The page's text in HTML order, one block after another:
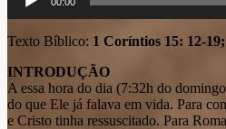
áudio
Texto Bíblico: 1 Coríntios 15: 12-
INTRODUÇÃO
A essa hora do dia (7:32h do
do que Ele já falava em vida. Para
e Cristo tinha ressuscitado. Para